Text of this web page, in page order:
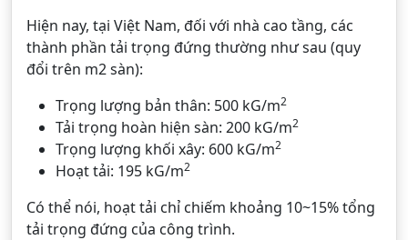
Hiện nay, tại Việt Nam, đối với nhà cao tầng, các
thành phần tải trọng đứng thường như sau (quy
đổi trên m2 sàn):
Trọng lượng bản thân: 500 kG/m2
Tải trọng hoàn hiện sàn: 200 kG/m2
Trọng lượng khối xây: 600 kG/m2
Hoạt tải: 195 kG/m2
Có thể nói, hoạt tải chỉ chiếm khoảng 10~15% tổng
tải trọng đứng của công trình.